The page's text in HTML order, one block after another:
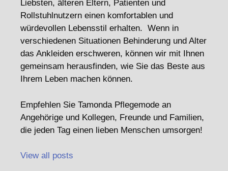
Liebsten, älteren Eltern, Patienten und
Rollstuhlnutzern einen komfortablen und
würdevollen Lebensstil erhalten. Wenn in
verschiedenen Situationen Behinderung und Alter
das Ankleiden erschweren, können wir mit Ihnen
gemeinsam herausfinden, wie Sie das Beste aus
Ihrem Leben machen können.
Empfehlen Sie Tamonda Pflegemode an
Angehörige und Kollegen, Freunde und Familien,
die jeden Tag einen lieben Menschen umsorgen!
View all posts